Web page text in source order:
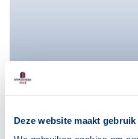
Deze website maakt